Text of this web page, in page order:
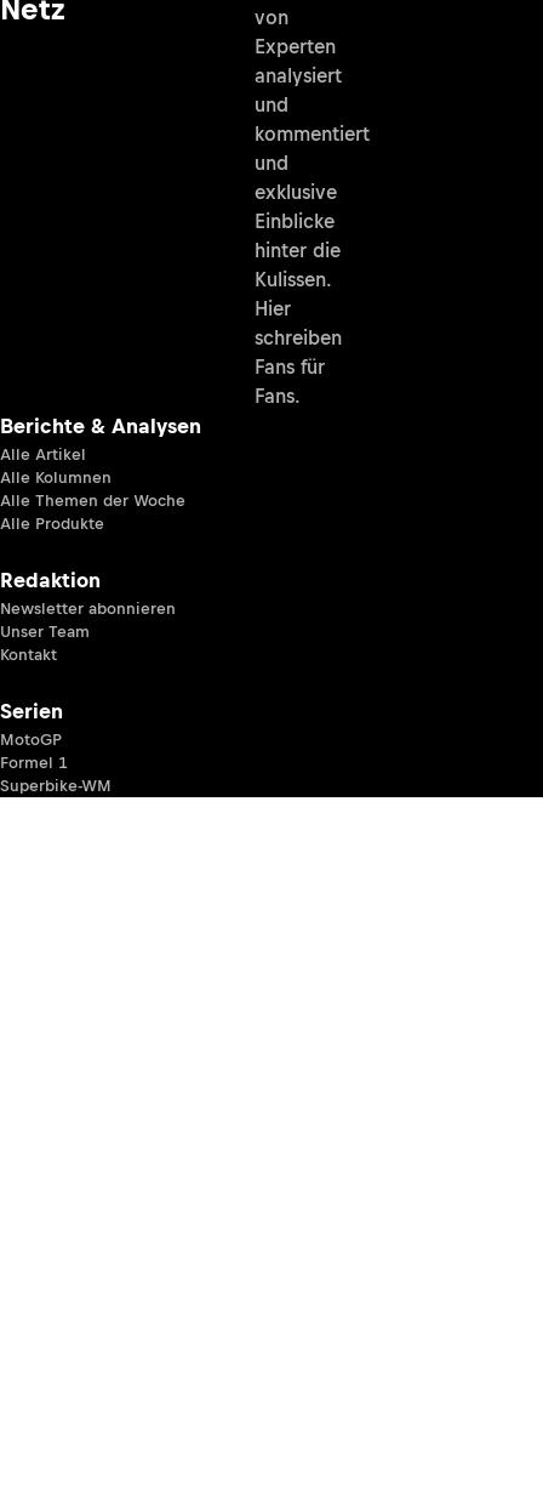
Netz
von
Experten
analysiert
und
kommentiert
und
exklusive
Einblicke
hinter die
Kulissen.
Hier
schreiben
Fans für
Fans.
Berichte & Analysen
Alle Artikel
Alle Kolumnen
Alle Themen der Woche
Alle Produkte
Redaktion
Newsletter abonnieren
Unser Team
Kontakt
Serien
MotoGP
Formel 1
Superbike-WM